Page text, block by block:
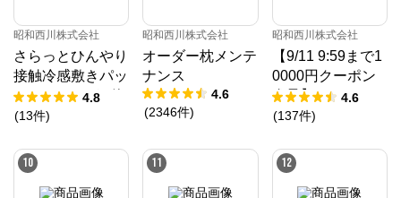
昭和西川株式会社
さらっとひんやり
接触冷感敷きパッ
ド（ツヌーガ®使
用） / Cool Liv S
4.8
(13件)
昭和西川株式会社
オーダー枕メンテ
ナンス
4.6
(2346件)
昭和西川株式会社
【9/11 9:59まで1
0000円クーポン
進呈】ムアツ マ
ットレス プロ《9
／MuAtsu
4.6
(137件)
10 11 12
ねむりのアトリエOnline SHOPは、京都の寝具総合メ
ーカー「ロマンス小杉」が運営するオンラインショッ
プです。
「京都スリープサイエンスラボ」を社内に構え、科学
的なエビデンスに基づき、お客様の体質や室内環境、
季節に応じたねむりをご提案します。